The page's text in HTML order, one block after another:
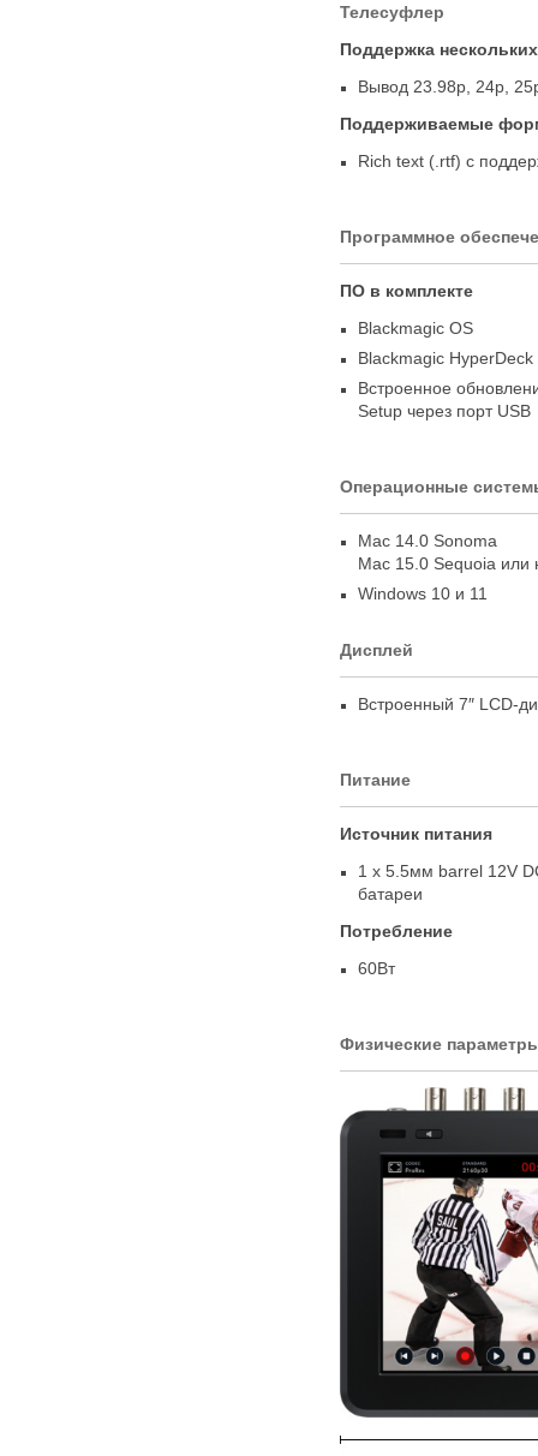
Телесуфлер
Поддержка
Вывод 23.98p 24p
Поддерживаемые
Rich text ( .rtf) с
Программное
ПО в комплекте
Blackmagic OS
Blackmagic HyperDeck
Встроенное
Setup через порт USB
Операционные
Mac 14.0 Sonoma
Mac 15.0 Sequoia или
Windows 10 и 11
Дисплей
Встроенный 7″ LCD-
Питание
Источник питания
1 x 5.5мм barrel 12V
батареи
Потребление
60Вт
Физические